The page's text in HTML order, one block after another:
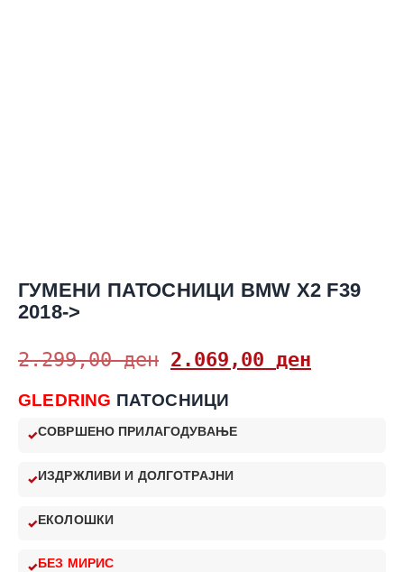
ГУМЕНИ ПАТОСНИЦИ BMW X2 F39
2018->
2.299,00ден 2.069,00 ден
GLEDRING ПАТОСНИЦИ
СОВРШЕНО ПРИЛАГОДУВАЊЕ
ИЗДРЖЛИВИ И ДОЛГОТРАЈНИ
ЕКОЛОШКИ
БЕЗ МИРИС